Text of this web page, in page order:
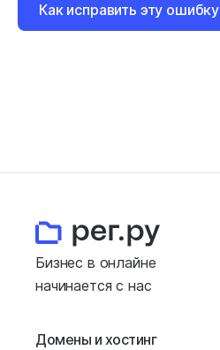
Как исправить эту ошибку
Бизнес в онлайне
начинается с нас
Домены и хостинг